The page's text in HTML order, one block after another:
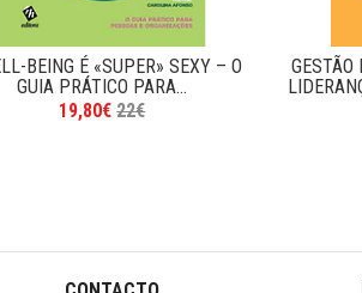
BEING É «SUPER» SEXY – O
GUIA PRÁTICO PARA...
19,80€ 22€
GESTÃO